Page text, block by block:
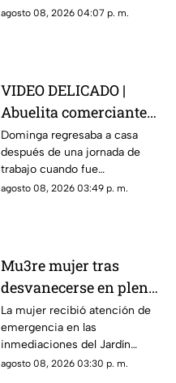
perro y continúa su camino sin
agosto 08, 2026 04:07 p. m.
VIDEO DELICADO |
Abuelita comerciante
es as3sin4da en Puebla
por 90 pesos
Dominga regresaba a casa
después de una jornada de
trabajo cuando fue
interceptada por un hombre
agosto 08, 2026 03:49 p. m.
Mu3re mujer tras
desvanecerse en plena
vía pública en el Centro
Histórico de Querétaro
La mujer recibió atención de
emergencia en las
inmediaciones del Jardín
Corregidora, pero los
agosto 08, 2026 03:30 p. m.